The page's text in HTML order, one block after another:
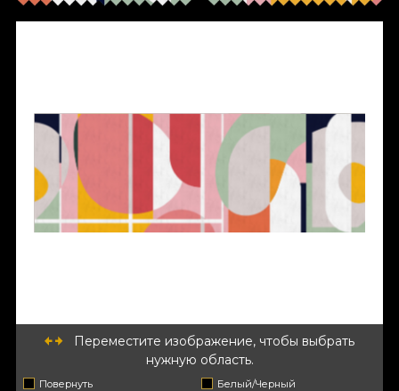
Переместите изображение, чтобы выбрать
нужную область.
Повернуть
Белый/Черный